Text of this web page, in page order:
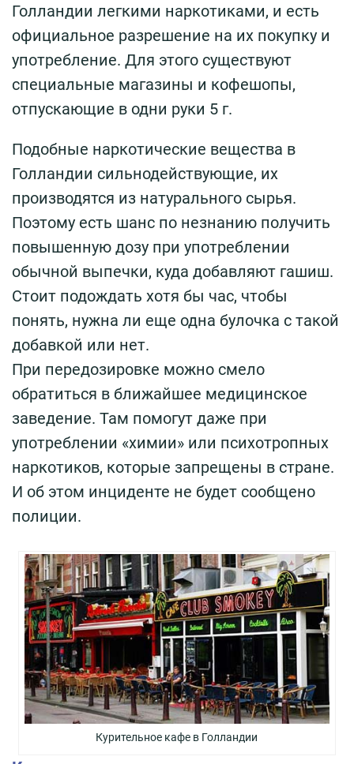
Голландии легкими наркотиками, и есть
официальное разрешение на их покупку и
употребление. Для этого существуют
специальные магазины и кофешопы,
отпускающие в одни руки 5 г.
Подобные наркотические вещества в
Голландии сильнодействующие, их
производятся из натурального сырья.
Поэтому есть шанс по незнанию получить
повышенную дозу при употреблении
обычной выпечки, куда добавляют гашиш.
Стоит подождать хотя бы час, чтобы
понять, нужна ли еще одна булочка с такой
добавкой или нет.
При передозировке можно смело
обратиться в ближайшее медицинское
заведение. Там помогут даже при
употреблении «химии» или психотропных
наркотиков, которые запрещены в стране.
И об этом инциденте не будет сообщено
полиции.
Курительное кафе в Голландии